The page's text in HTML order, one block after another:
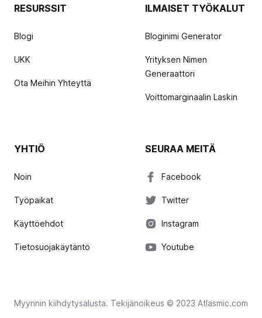
RESURSSIT
Blogi
UKK
Ota Meihin Yhteyttä
ILMAISET TYÖKALUT
Bloginimi Generator
Yrityksen Nimen
Generaattori
Voittomarginaalin Laskin
YHTIÖ
Noin
Työpaikat
Käyttöehdot
Tietosuojakäytäntö
SEURAA MEITÄ
Facebook
Twitter
Instagram
Youtube
Myynnin kiihdytysalusta. Tekijänoikeus © 2023 Atlasmic.com